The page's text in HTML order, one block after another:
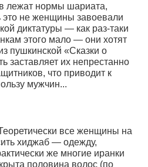
лежат нормы шариата,
это не женщины завоевали
диктатуры — как раз-таки
этого мало — они хотят
пушкинской «Сказки о
заставляет их непрестанно
что приводит к
мужчин...
все женщины на
хиджаб — одежду,
же многие иранки
половина волос (по